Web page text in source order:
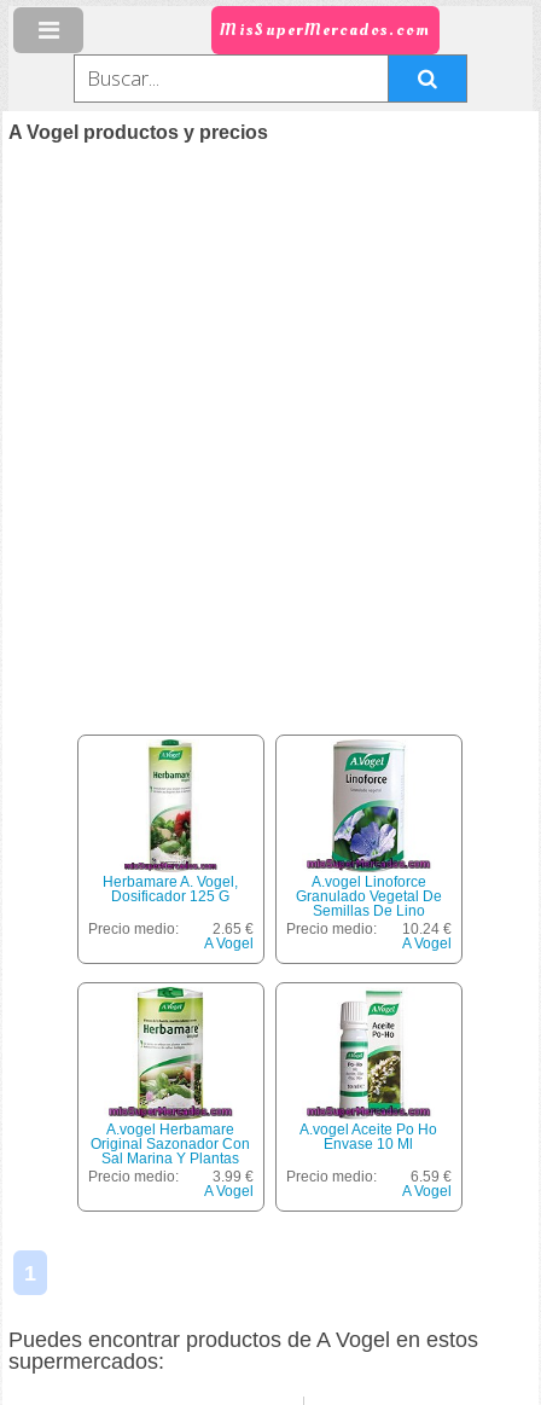
MisSuperMercados.com
A Vogel productos y precios
Herbamare A. Vogel,
Dosificador 125 G
Precio medio:
2.65 €
A Vogel
A.vogel Linoforce
Granulado Vegetal De
Semillas De Lino
Ecológico Envase 300 G
Precio medio:
10.24 €
A Vogel
A.vogel Herbamare
Original Sazonador Con
Sal Marina Y Plantas
Aromáticas Ecológico
Envase 250 G
Precio medio:
3.99 €
A Vogel
A.vogel Aceite Po Ho
Envase 10 Ml
Precio medio:
6.59 €
A Vogel
1
Puedes encontrar productos de A Vogel en estos
supermercados: